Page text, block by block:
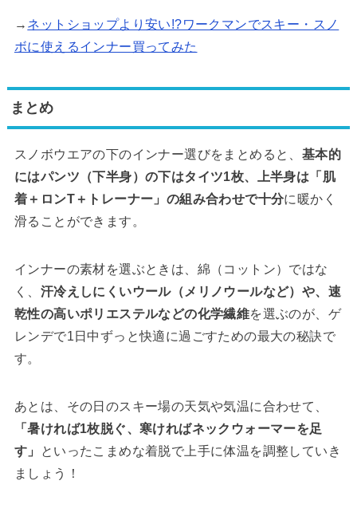
→ ネットショップより安い!?ワークマンでスキー・スノ
ボに使えるインナー買ってみた
まとめ
スノボウエアの下のインナー選びをまとめると、 基本的
にはパンツ（下半身）の下はタイツ1枚、上半身は「肌
着＋ロンT＋トレーナー」の組み合わせで十分に暖かく
滑ることができます。
インナーの素材を選ぶときは、綿（コットン）ではな
く、 汗冷えしにくいウール（メリノウールなど）や、速
乾性の高いポリエステルなどの化学繊維を選ぶのが、ゲ
レンデで1日中ずっと快適に過ごすための最大の秘訣で
す。
あとは、その日のスキー場の天気や気温に合わせて、
「暑ければ1枚脱ぐ、寒ければネックウォーマーを足
す」
といったこまめな着脱で上手に体温を調整していき
ましょう！